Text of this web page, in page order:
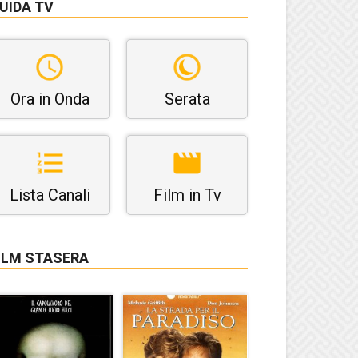
TV
Ora in Onda Serata
Lista Canali Film in Tv
STASERA